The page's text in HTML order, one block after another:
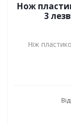
Нож
3
Ніж